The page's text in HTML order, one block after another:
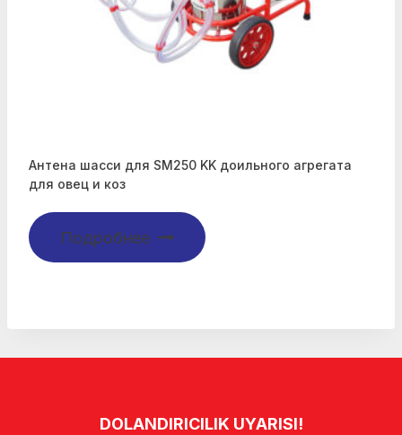
Антена шасси для SM250 KK доильного агрегата
для овец и коз
Подробнее
DOLANDIRICILIK UYARISI!